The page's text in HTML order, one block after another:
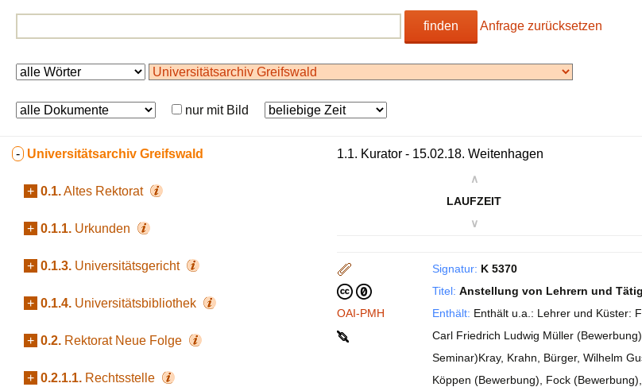
finden Anfrage zurücksetzen
nur mit Bild
- Universitätsarchiv Greifswald
+ 0.1.Altes Rektorat
+ 0.1.1. Urkunden
+ 0.1.3. Universitätsgericht
+ 0.1.4. Universitätsbibliothek
+ 0.2. Rektorat Neue Folge
+ 0.2.1.1. Rechtsstelle
1.1. Kurator - 15.02.18. Weitenhagen
∧
LAUFZEIT
∨
OAI-PMH
Signatur: K 5370
Titel: Anstellung von Lehrern und
Enthält: Enthält u.a.: Lehrer und Küster:
Carl Friedrich Ludwig Müller
Seminar)Kray, Krahn, Bürger, Wilhelm
Köppen (Bewerbung), Fock